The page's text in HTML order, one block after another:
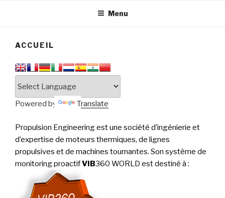
PERFORMANCE
Menu
ACCUEIL
Powered by Translate
Propulsion Engineering est une société d’ingénierie et
d’expertise de moteurs thermiques, de lignes
propulsives et de machines tournantes. Son système de
monitoring proactifVIB360 WORLD est destiné à :